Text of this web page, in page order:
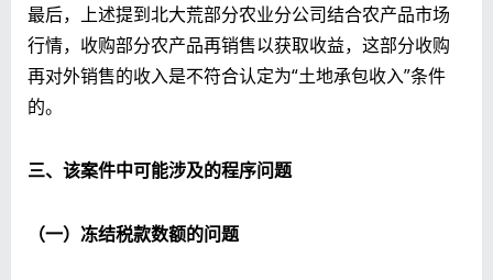
最后，上述提到北大荒部分农业分公司结合农产品市场
行情，收购部分农产品再销售以获取收益，这部分收购
再对外销售的收入是不符合认定为“土地承包收入”条件
的。
三、该案件中可能涉及的程序问题
（一）冻结税款数额的问题